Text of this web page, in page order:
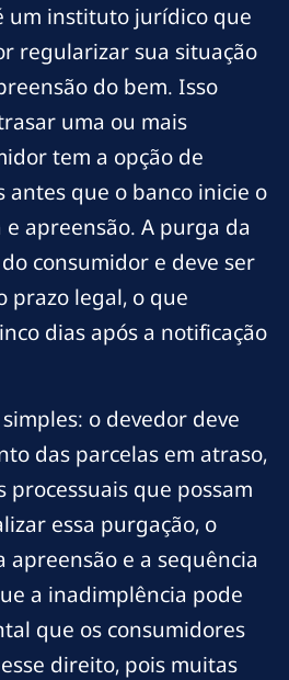
um instituto jurídico que
regularizar sua situação
do bem. Isso
uma ou mais
tem a opção de
antes que o banco inicie o
e apreensão. A purga da
consumidor e deve ser
prazo legal, o que
dias após a notificação
o devedor deve
das parcelas em atraso,
processuais que possam
essa purgação, o
apreensão e a sequência
a inadimplência pode
que os consumidores
direito, pois muitas